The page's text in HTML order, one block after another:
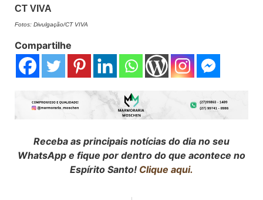
CT VIVA
Fotos: Divulgação/CT VIVA
Compartilhe
Receba as principais notícias do dia no seu
WhatsApp e fique por dentro do que acontece no
Espírito Santo! Clique aqui.